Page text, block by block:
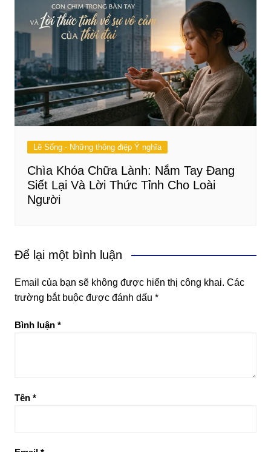
Lẽ Sống - Những thông điệp Ý nghĩa
Chìa Khóa Chữa Lành: Nắm Tay Đang
Siết Lại Và Lời Thức Tỉnh Cho Loài
Người
Để lại một bình luận
Email của bạn sẽ không được hiển thị công khai. Các
trường bắt buộc được đánh dấu *
Bình luận *
Tên *